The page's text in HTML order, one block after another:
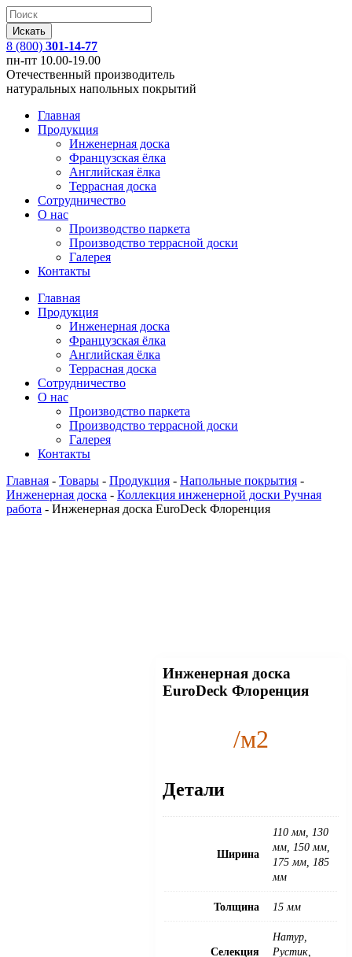
8 (800) 301-14-77
пн-пт 10.00-19.00
Отечественный производитель
натуральных напольных покрытий
Главная
Продукция
Инженерная доска
Французская ёлка
Английская ёлка
Террасная доска
Сотрудничество
О нас
Производство паркета
Производство террасной доски
Галерея
Контакты
Главная
Продукция
Инженерная доска
Французская ёлка
Английская ёлка
Террасная доска
Сотрудничество
О нас
Производство паркета
Производство террасной доски
Галерея
Контакты
Главная - Товары - Продукция - Напольные покрытия -
Инженерная доска - Коллекция инженерной доски Ручная
работа - Инженерная доска EuroDeck Флоренция
Инженерная доска
EuroDeck Флоренция
/м2
Детали
Ширина
110 мм, 130
мм, 150 мм,
175 мм, 185
мм
Толщина 15 мм
Селекция
Натур,
Рустик,